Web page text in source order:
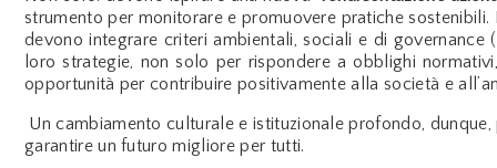
strumento per monitorare e promuovere pratiche sostenibili.
devono integrare criteri ambientali, sociali e di governance
loro strategie, non solo per rispondere a obblighi
opportunità per contribuire positivamente alla società e
Un cambiamento culturale e istituzionale profondo, dunque,
garantire un futuro migliore per tutti.